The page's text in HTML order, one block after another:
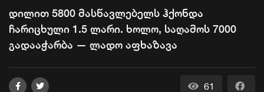
დილით 5800 მასწავლებელს ჰქონდა
ჩარიცხული 1.5 ლარი. ხოლო, საღამოს 7000
გადააჭარბა — ლადო აფხაზავა
61